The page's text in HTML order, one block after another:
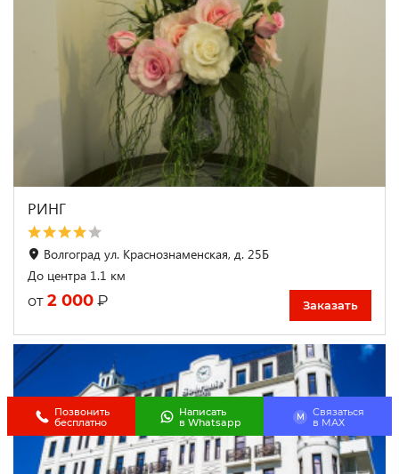
РИНГ
Волгоград ул. Краснознаменская, д. 25Б
До центра 1.1 км
от 2 000 ₽ Заказать
Позвонить
бесплатно
Написать
в Whatsapp
M
Связаться
в МАХ